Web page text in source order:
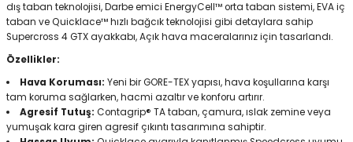
dış taban teknolojisi, Darbe emici EnergyCell™ orta taban sistemi, EVA iç
taban ve Quicklace™ hızlı bağcık teknolojisi gibi detaylara sahip
Supercross 4 GTX ayakkabı, Açık hava maceralarınız için tasarlandı.
Özellikler:
Hava Koruması: Yeni bir GORE-TEX yapısı, hava koşullarına karşı
tam koruma sağlarken, hacmi azaltır ve konforu artırır.
Agresif Tutuş: Contagrip® TA taban, çamura, ıslak zemine veya
yumuşak kara giren agresif çıkıntı tasarımına sahiptir.